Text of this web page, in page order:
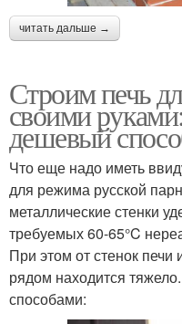
читать дальше →
Строим печь
своими
дешевый
Что еще надо иметь
для режима русской
металлические стенки
требуемых 60-65°C
При этом от стенок печи
рядом находится
способами: